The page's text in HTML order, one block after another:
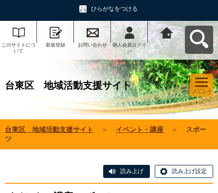
ひらがなをつける
このサイトにつ
いて
新規登録 お問い合わせ
個人会員ログイ
ン
台東区 地域活
動支援サイトへ
戻る
台東区 地域活動支援サイト
メニュー
台東区 地域活動支援サイト ＞ イベント・講座 ＞
スポー
ツ
読み上げ 読み上げ設定